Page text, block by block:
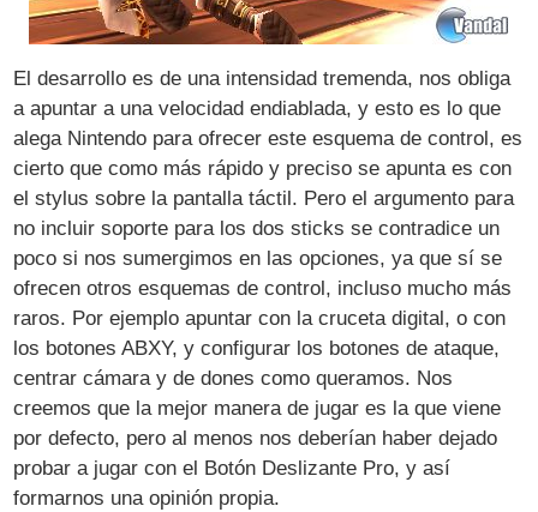
El desarrollo es de una intensidad tremenda, nos obliga
a apuntar a una velocidad endiablada, y esto es lo que
alega Nintendo para ofrecer este esquema de control, es
cierto que como más rápido y preciso se apunta es con
el stylus sobre la pantalla táctil. Pero el argumento para
no incluir soporte para los dos sticks se contradice un
poco si nos sumergimos en las opciones, ya que sí se
ofrecen otros esquemas de control, incluso mucho más
raros. Por ejemplo apuntar con la cruceta digital, o con
los botones ABXY, y configurar los botones de ataque,
centrar cámara y de dones como queramos. Nos
creemos que la mejor manera de jugar es la que viene
por defecto, pero al menos nos deberían haber dejado
probar a jugar con el Botón Deslizante Pro, y así
formarnos una opinión propia.